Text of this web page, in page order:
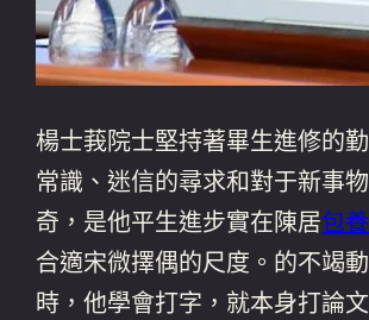
楊士莪院士堅持著畢生進修的
常識、迷信的尋求和對于新事
奇，是他平生進步實在陳居包
合適宋微擇偶的尺度。的不竭
時，他學會打字，就本身打論